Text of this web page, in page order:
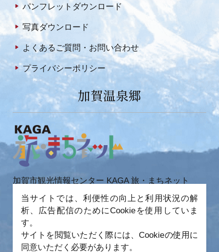
パンフレットダウンロード
写真ダウンロード
よくあるご質問・お問い合わせ
プライバシーポリシー
加賀温泉郷
加賀市観光情報センター KAGA 旅・まちネット
〒922-0423
石川県加賀市作見町ヲ6-2 JR 加賀温泉駅内
TEL 0761-72-6678
当サイトでは、利便性の向上と利用状況の解
析、広告配信のためにCookieを使用していま
す。
サイトを閲覧いただく際には、Cookieの使用に
同意いただく必要があります。